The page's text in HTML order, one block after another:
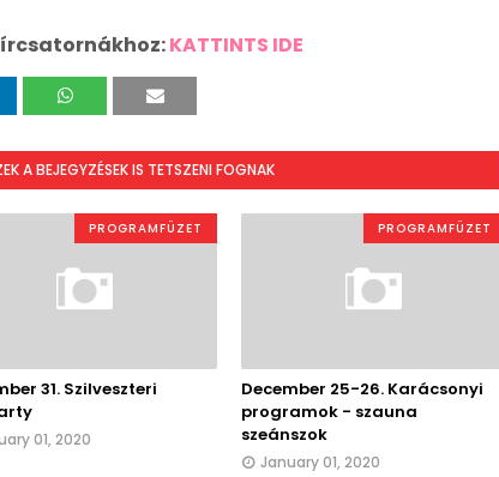
KATTINTS IDE
A BEJEGYZÉSEK IS TETSZENI FOGNAK
PROGRAMFÜZET
31. Szilveszteri
01, 2020
PROGRAMFÜZET
December 25-26. Karácsonyi
programok - szauna
szeánszok
January 01, 2020